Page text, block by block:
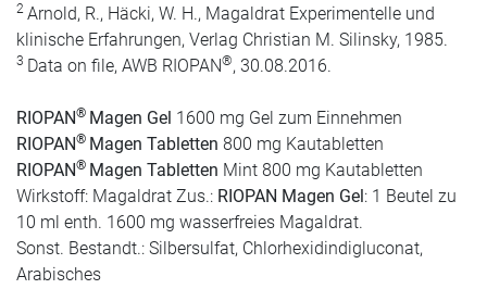
2 Arnold, R., Häcki, W. H., Magaldrat Experimentelle und
klinische Erfahrungen, Verlag Christian M. Silinsky, 1985.
3 Data on file, AWB RIOPAN®, 30.08.2016.
RIOPAN® Magen Gel 1600 mg Gel zum Einnehmen
RIOPAN® Magen Tabletten 800 mg Kautabletten
RIOPAN® Magen Tabletten Mint 800 mg Kautabletten
Wirkstoff: Magaldrat Zus.: RIOPAN Magen Gel : 1 Beutel zu
10 ml enth. 1600 mg wasserfreies Magaldrat.
Sonst. Bestandt.: Silbersulfat, Chlorhexidindigluconat,
Arabisches